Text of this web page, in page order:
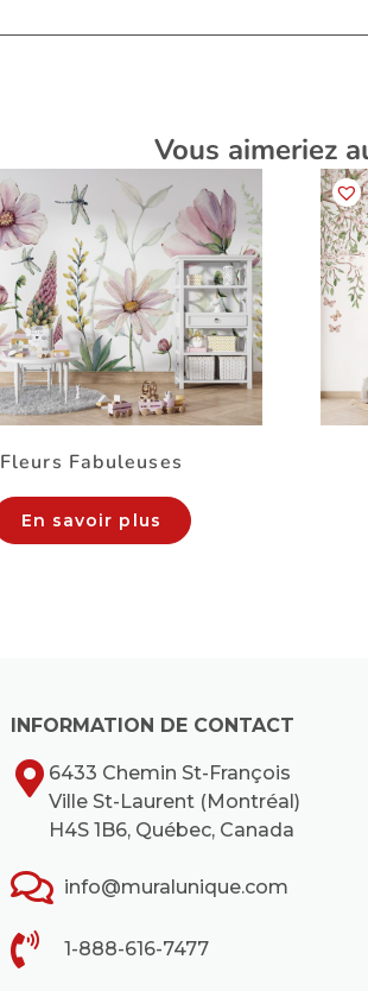
Vous aimeriez
Fleurs Fabuleuses
En savoir plus
INFORMATION DE CONTACT
6433 Chemin St-François
Ville St-Laurent (Montréal)
H4S 1B6, Québec, Canada
info@muralunique.com
1-888-616-7477